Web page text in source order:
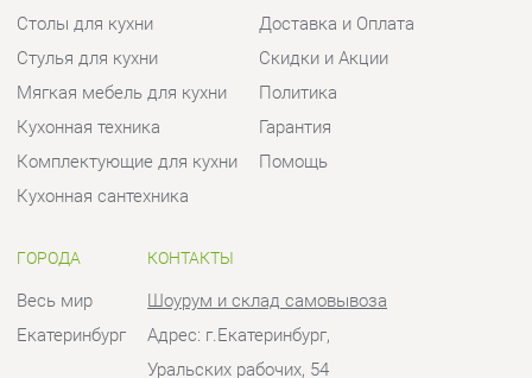
ГОРОДА КОНТАКТЫ
Уральских рабочих, 54
Отправить сообщение